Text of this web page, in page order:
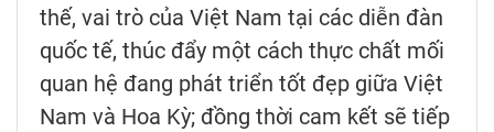
thế, vai trò của Việt Nam tại các diễn đàn
quốc tế, thúc đẩy một cách thực chất mối
quan hệ đang phát triển tốt đẹp giữa Việt
Nam và Hoa Kỳ; đồng thời cam kết sẽ tiếp